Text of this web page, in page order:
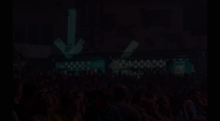
Jak jest na półkoloniach w Enea Arenie?